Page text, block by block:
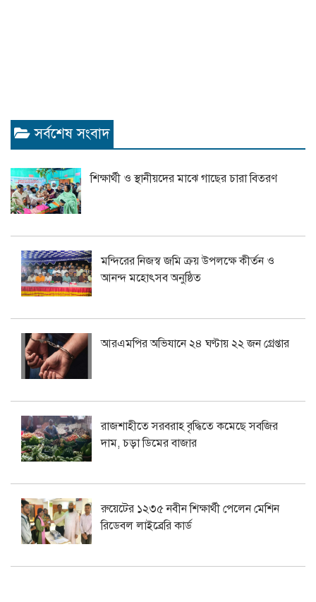
সর্বশেষ সংবাদ
শিক্ষার্থী ও স্থানীয়দের মাঝে গাছের চারা বিতরণ
মন্দিরের নিজস্ব জমি ক্রয় উপলক্ষে কীর্তন ও
আনন্দ মহোৎসব অনুষ্ঠিত
আরএমপির অভিযানে ২৪ ঘণ্টায় ২২ জন গ্রেপ্তার
রাজশাহীতে সরবরাহ বৃদ্ধিতে কমেছে সবজির
দাম, চড়া ডিমের বাজার
রুয়েটের ১২৩৫ নবীন শিক্ষার্থী পেলেন মেশিন
রিডেবল লাইব্রেরি কার্ড